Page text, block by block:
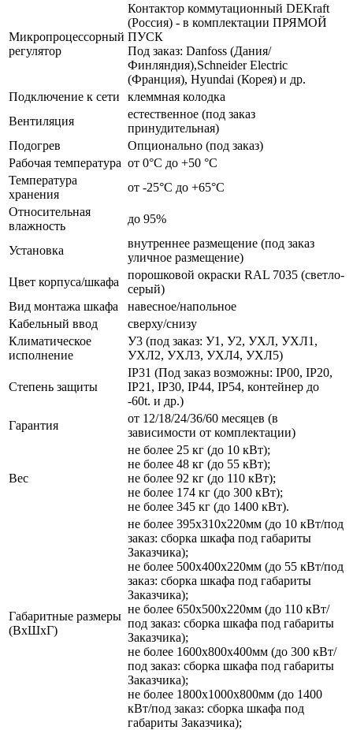
Микропроцессорный
регулятор
Контактор коммутационный DEKraft
(Россия) - в комплектации ПРЯМОЙ
ПУСК
Под заказ: Danfoss (Дания/
Финляндия),Schneider Electric
(Франция), Hyundai (Корея) и др.
Подключение к сети
клеммная колодка
Вентиляция
естественное (под заказ
принудительная)
Подогрев
Опционально (под заказ)
Рабочая температура от 0°C до +50 °C
Температура
хранения
от -25°C до +65°C
Относительная
влажность
до 95%
Установка
внутреннее размещение (под заказ
уличное размещение)
Цвет корпуса/шкафа
порошковой окраски RAL 7035 (светло-
серый)
Вид монтажа шкафа
навесное/напольное
Кабельный ввод
сверху/снизу
Климатическое
исполнение
У3 (под заказ: У1, У2, УХЛ, УХЛ1,
УХЛ2, УХЛ3, УХЛ4, УХЛ5)
Степень защиты
IP31 (Под заказ возможны: IP00, IP20,
IP21, IP30, IP44, IP54, контейнер до
-60t. и др.)
Гарантия
от 12/18/24/36/60 месяцев (в
зависимости от комплектации)
Вес
не более 25 кг (до 10 кВт);
не более 48 кг (до 55 кВт);
не более 92 кг (до 110 кВт);
не более 174 кг (до 300 кВт);
не более 345 кг (до 1400 кВт).
Габаритные размеры
(ВхШхГ)
не более 395х310х220мм (до 10 кВт/под
заказ: сборка шкафа под габариты
Заказчика);
не более 500х400х220мм (до 55 кВт/под
заказ: сборка шкафа под габариты
Заказчика);
не более 650х500х220мм (до 110 кВт/
под заказ: сборка шкафа под габариты
Заказчика);
не более 1600х800х400мм (до 300 кВт/
под заказ: сборка шкафа под габариты
Заказчика);
не более 1800х1000х800мм (до 1400
кВт/под заказ: сборка шкафа под
габариты Заказчика);